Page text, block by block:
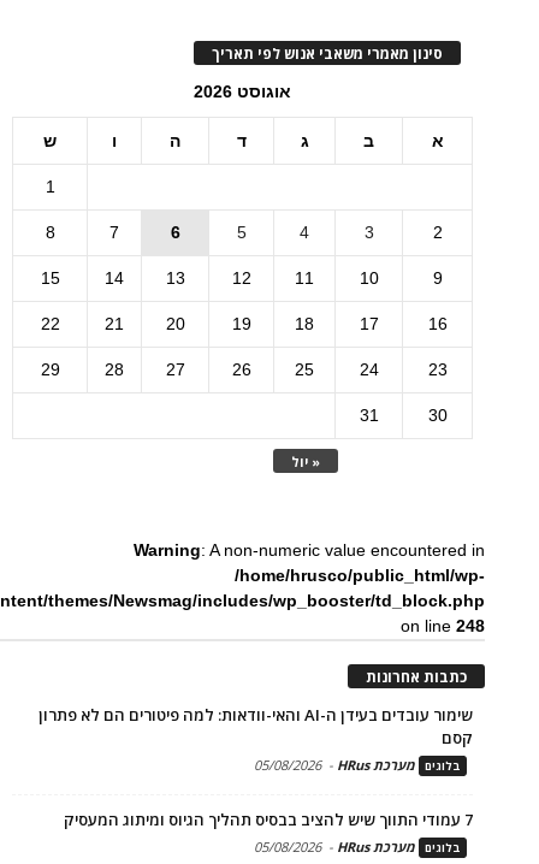
סינון מאמרי משאבי אנוש לפי תאריך
אוגוסט 2026
א ב ג ד ה ו ש
« יול
1
2
3
4
5
6
7
8
9
10
11
12
13
14
15
16
17
18
19
20
21
22
23
24
25
26
27
28
29
30
31
Warning: A non-numeric value encountered in
/home/hrusco/public_html/wp-
themes/Newsmag/includes/wp_booster/td_block.php
on line248
כתבות אחרונות
שימור עובדים בעידן ה-AI והאי-וודאות: למה פיטורים הם לא פתרון
קסם
בלוגים מערכת HRus -
05/08/2026
7 עמודי התווך שיש להציב בבסיס תהליך הגיוס ומיתוג המעסיק
בלוגים מערכת HRus -
05/08/2026